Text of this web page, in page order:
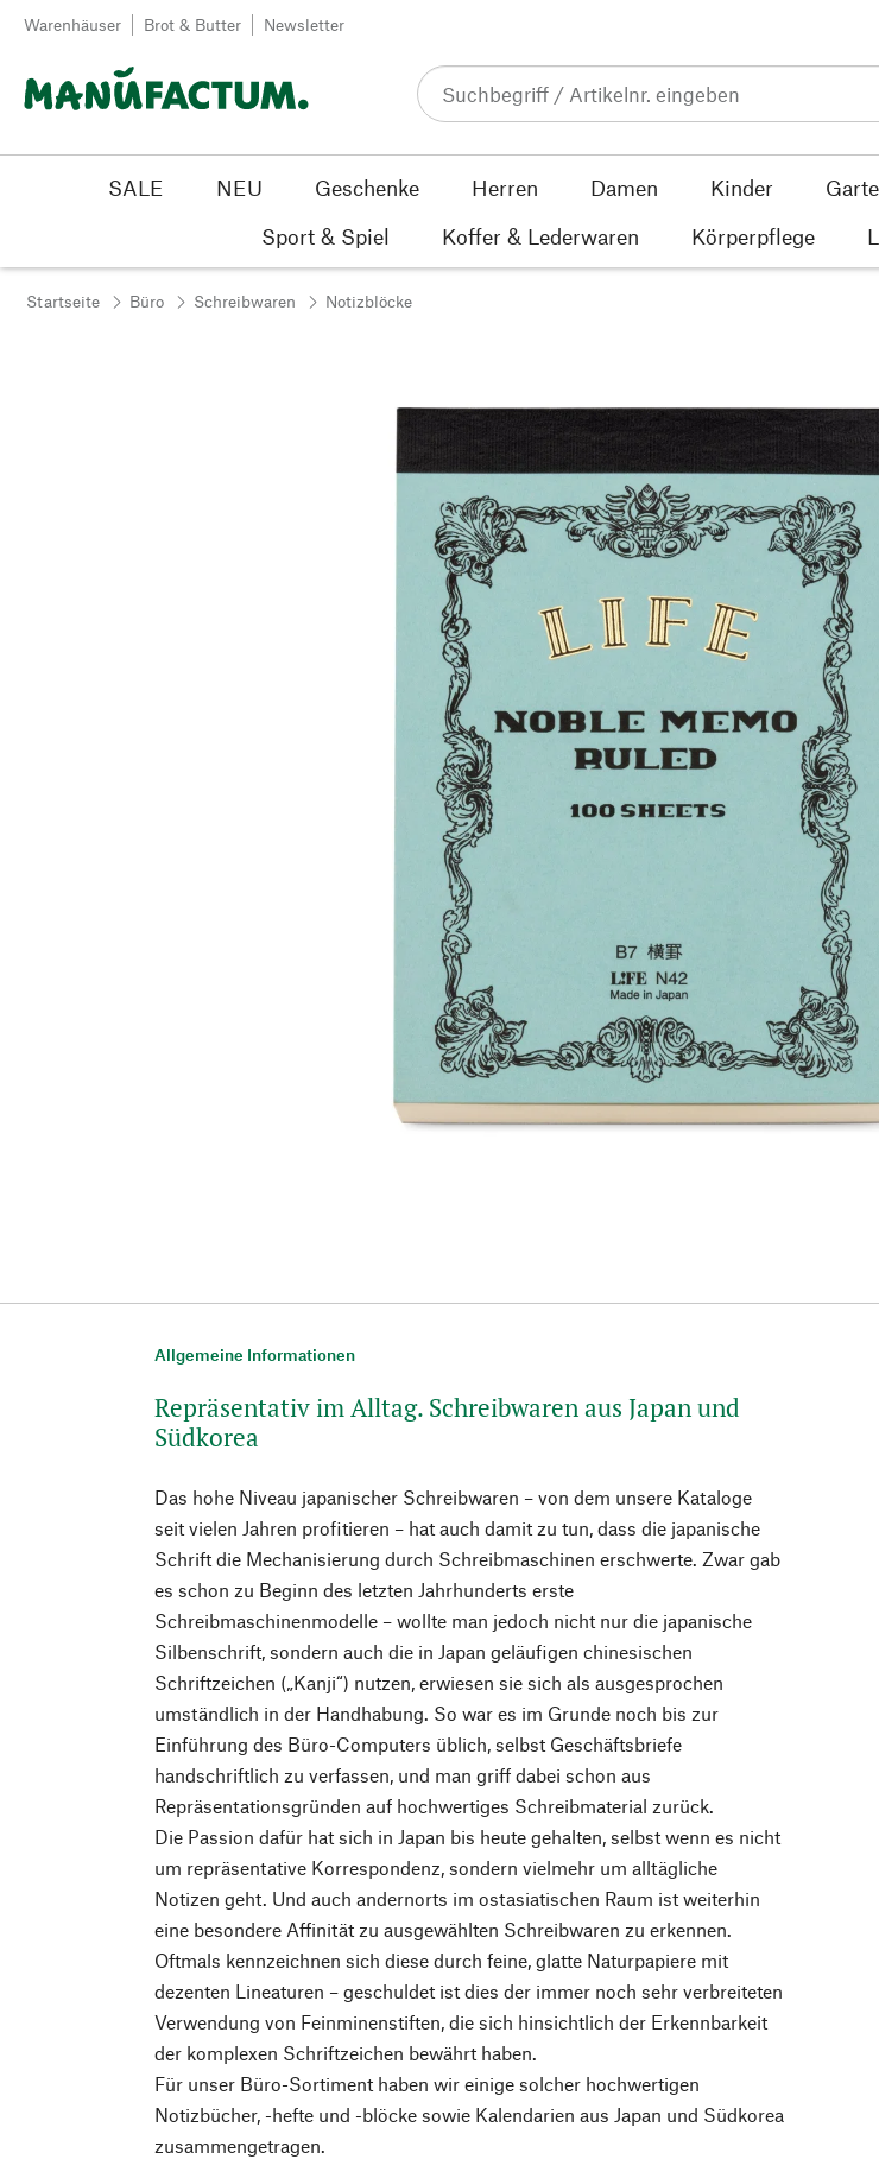
Zum Inhalt springen
Warenhäuser Brot & Butter Newsletter
SALE NEU Geschenke Herren Damen Kinder
Sport & Spiel
Koffer & Lederwaren Körperpflege
Startseite Büro Schreibwaren Notizblöcke
Allgemeine Informationen
Repräsentativ im Alltag. Schreibwaren aus Japan und
Südkorea
Das hohe Niveau japanischer Schreibwaren – von dem unsere Kataloge
seit vielen Jahren profitieren – hat auch damit zu tun, dass die japanische
Schrift die Mechanisierung durch Schreibmaschinen erschwerte. Zwar gab
es schon zu Beginn des letzten Jahrhunderts erste
Schreibmaschinenmodelle – wollte man jedoch nicht nur die japanische
Silbenschrift, sondern auch die in Japan geläufigen chinesischen
Schriftzeichen („Kanji“) nutzen, erwiesen sie sich als ausgesprochen
umständlich in der Handhabung. So war es im Grunde noch bis zur
Einführung des Büro-Computers üblich, selbst Geschäftsbriefe
handschriftlich zu verfassen, und man griff dabei schon aus
Repräsentationsgründen auf hochwertiges Schreibmaterial zurück.
Die Passion dafür hat sich in Japan bis heute gehalten, selbst wenn es nicht
um repräsentative Korrespondenz, sondern vielmehr um alltägliche
Notizen geht. Und auch andernorts im ostasiatischen Raum ist weiterhin
eine besondere Affinität zu ausgewählten Schreibwaren zu erkennen.
Oftmals kennzeichnen sich diese durch feine, glatte Naturpapiere mit
dezenten Lineaturen – geschuldet ist dies der immer noch sehr verbreiteten
Verwendung von Feinminenstiften, die sich hinsichtlich der Erkennbarkeit
der komplexen Schriftzeichen bewährt haben.
Für unser Büro-Sortiment haben wir einige solcher hochwertigen
Notizbücher, -hefte und -blöcke sowie Kalendarien aus Japan und Südkorea
zusammengetragen.